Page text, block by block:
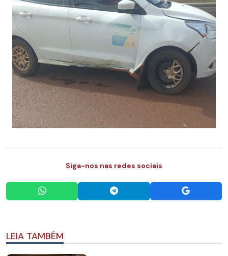
Siga-nos nas redes sociais
LEIA TAMBÉM